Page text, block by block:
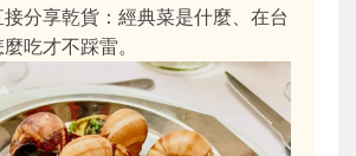
分享乾貨：經典菜是什麼、在台
吃才不踩雷。